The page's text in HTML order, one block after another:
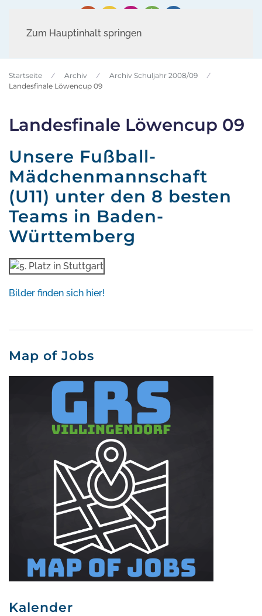
Zum Hauptinhalt springen
Startseite Archiv
Archiv Schuljahr 2008/09
Landesfinale Löwencup 09
Landesfinale Löwencup 09
Unsere Fußball-
Mädchenmannschaft
(U11) unter den 8 besten
Teams in Baden-
Württemberg
Bilder finden sich hier!
Map of Jobs
Kalender